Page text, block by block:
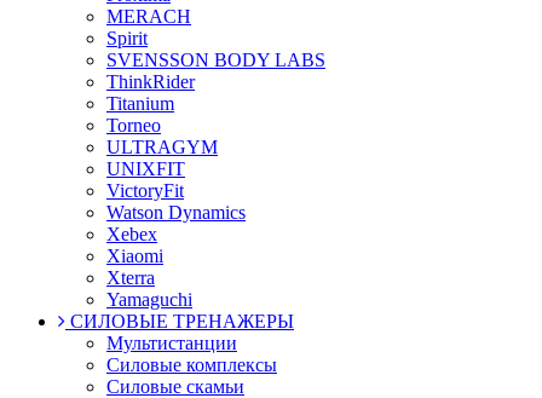
MERACH
Spirit
SVENSSON BODY LABS
ThinkRider
Titanium
Torneo
ULTRAGYM
UNIXFIT
VictoryFit
Watson Dynamics
Xebex
Xiaomi
Xterra
Yamaguchi
СИЛОВЫЕ ТРЕНАЖЕРЫ
Мультистанции
Силовые комплексы
Силовые скамьи